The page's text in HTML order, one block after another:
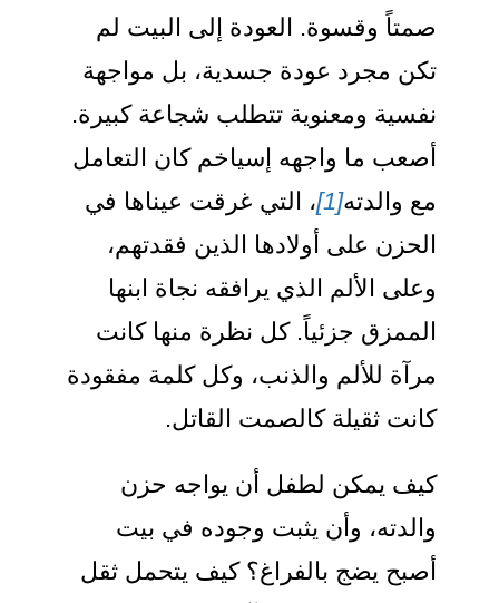
صمتاً وقسوة. العودة إلى البيت لم
تكن مجرد عودة جسدية، بل مواجهة
نفسية ومعنوية تتطلب شجاعة كبيرة.
أصعب ما واجهه إسياخم كان التعامل
مع والدته[1]
، التي غرقت عيناها في
الحزن على أولادها الذين فقدتهم،
وعلى الألم الذي يرافقه نجاة ابنها
الممزق جزئياً. كل نظرة منها كانت
مرآة للألم والذنب، وكل كلمة مفقودة
كانت ثقيلة كالصمت القاتل.
كيف يمكن لطفل أن يواجه حزن
والدته، وأن يثبت وجوده في بيت
أصبح يضج بالفراغ؟ كيف يتحمل ثقل